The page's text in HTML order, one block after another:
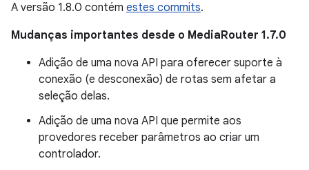
A versão 1.8.0 contém estes commits.
Mudanças importantes desde o MediaRouter 1.7.0
Adição de uma nova API para oferecer suporte à
conexão (e desconexão) de rotas sem afetar a
seleção delas.
Adição de uma nova API que permite aos
provedores receber parâmetros ao criar um
controlador.